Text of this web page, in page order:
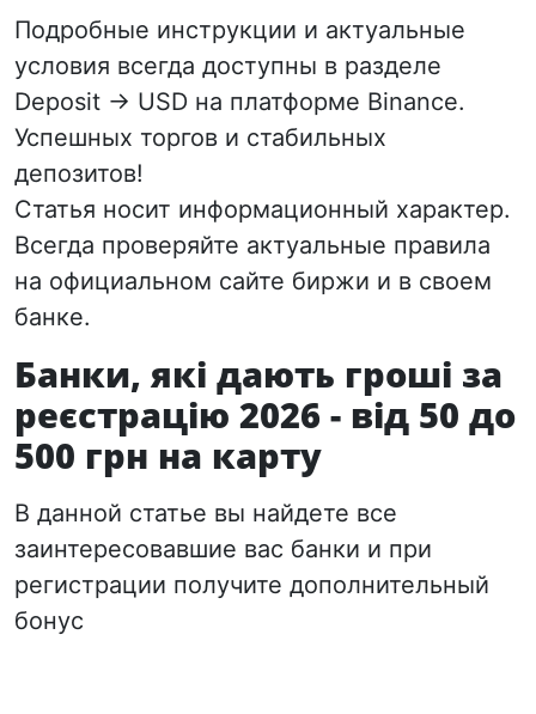
Подробные инструкции и актуальные
условия всегда доступны в разделе
Deposit → USD на платформе Binance.
Успешных торгов и стабильных
депозитов!
Статья носит информационный характер.
Всегда проверяйте актуальные правила
на официальном сайте биржи и в своем
банке.
Банки, які дають гроші за
реєстрацію 2026 - від 50 до
500 грн на карту
В данной статье вы найдете все
заинтересовавшие вас банки и при
регистрации получите дополнительный
бонус